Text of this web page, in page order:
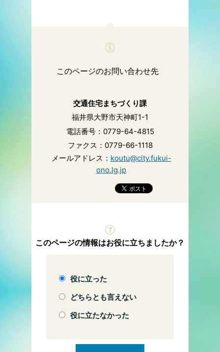
このページのお問い合わせ先
交通住宅まちづくり課
福井県大野市天神町1-1
電話番号：0779-64-4815
ファクス：0779-66-1118
メールアドレス： koutu@city.fukui-
ono.lg.jp
このページの情報はお役に立ちましたか？
役に立った
どちらとも言えない
役に立たなかった